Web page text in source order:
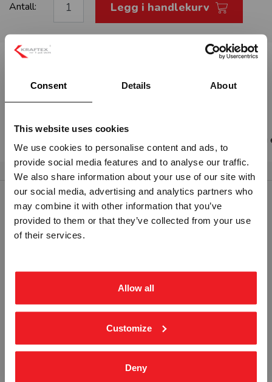
Consent Details About
This website uses cookies
We use cookies to personalise content and ads, to
provide social media features and to analyse our traffic.
We also share information about your use of our site with
our social media, advertising and analytics partners who
may combine it with other information that you’ve
provided to them or that they’ve collected from your use
of their services.
Allow all
Customize
Deny
Antall: Legg i handlekurv
TAKRASFARE - GUL PVC
Standard: ISO 7010
For å gjøre endringer på størrelse, materiale eller tekst,
RELATERTE PRODUKTER
STØRST BELASTNING KG
HOLD DET RYDDIG VED MASKI -
Vennligst velg portal
BEDRIFT PRIVAT